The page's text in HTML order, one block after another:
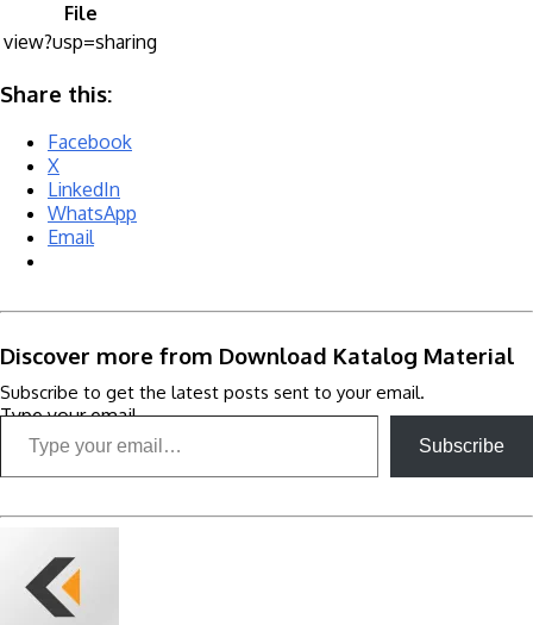
File
view?usp=sharing
Share this:
Facebook
X
LinkedIn
WhatsApp
Email
Discover more from Download Katalog Material
Subscribe to get the latest posts sent to your email.
Type your email…
Subscribe